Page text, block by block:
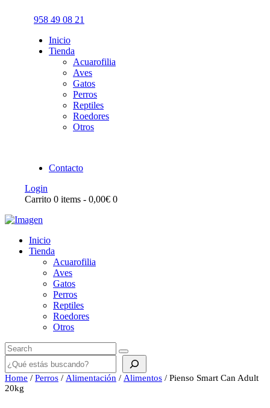
958 49 08 21
Inicio
Tienda
Acuarofilia
Aves
Gatos
Perros
Reptiles
Roedores
Otros
Contacto
Login
Carrito 0 items - 0,00€ 0
Inicio
Tienda
Acuarofilia
Aves
Gatos
Perros
Reptiles
Roedores
Otros
Buscar
Home / Perros / Alimentación / Alimentos / Pienso Smart Can Adult
20kg